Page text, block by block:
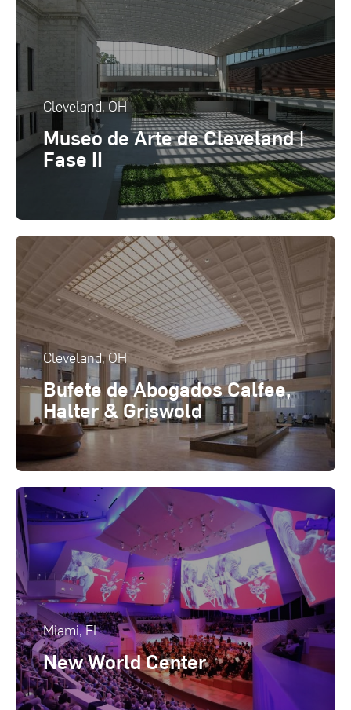
Cleveland, OH
Museo de Arte de Cleveland |
Fase II
Cleveland, OH
Bufete de Abogados Calfee,
Halter & Griswold
Miami, FL
New World Center